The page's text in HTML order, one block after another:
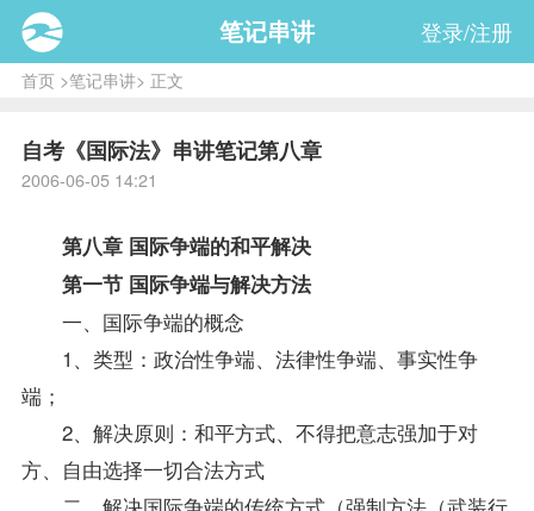
笔记串讲 登录/注册
首页>笔记串讲> 正文
自考《国际法》串讲笔记第八章
2006-06-05 14:21
第八章 国际争端的和平解决
第一节 国际争端与解决方法
一、国际争端的概念
1、类型：政治性争端、法律性争端、事实性争
端；
2、解决原则：和平方式、不得把意志强加于对
方、自由选择一切合法方式